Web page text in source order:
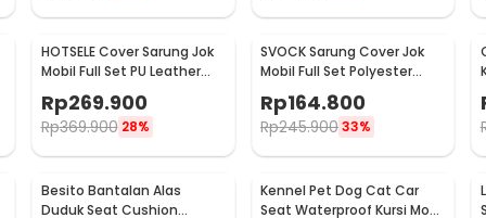
HOTSELE Cover Sarung Jok
Mobil Full Set PU Leather
Universal 9 PCS - R35
Rp269.900
Rp369.900 28%
SVOCK Sarung Cover Jok
Mobil Full Set Polyester
Universal 9 PCS - R20
Rp164.800
Rp245.90033%
Besito Bantalan Alas
Duduk Seat Cushion
Kennel Pet Dog Cat Car
Seat Waterproof Kursi Mobil